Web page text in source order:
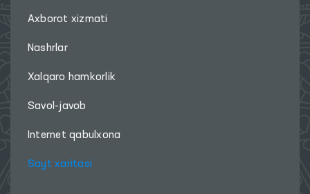
Axborot xizmati
Nashrlar
Xalqaro hamkorlik
Savol-javob
Internet qabulxona
Sayt xaritasi